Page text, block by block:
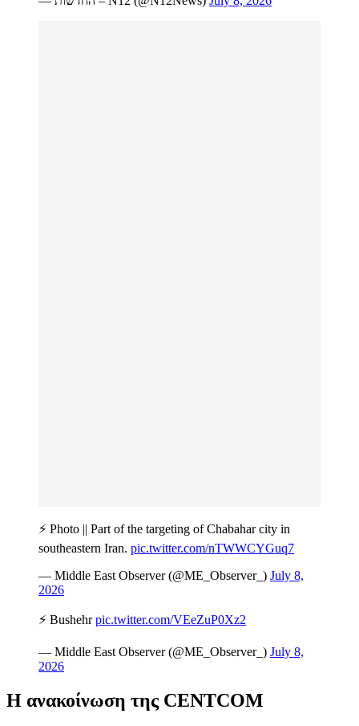
⚡️ Photo || Part of the targeting of Chabahar city in
southeastern Iran. pic.twitter.com/nTWWCYGuq7
— Middle East Observer (@ME_Observer_) July 8,
2026
⚡️ Bushehrpic.twitter.com/VEeZuP0Xz2
— Middle East Observer (@ME_Observer_) July 8,
2026
Η ανακοίνωση της CENTCOM